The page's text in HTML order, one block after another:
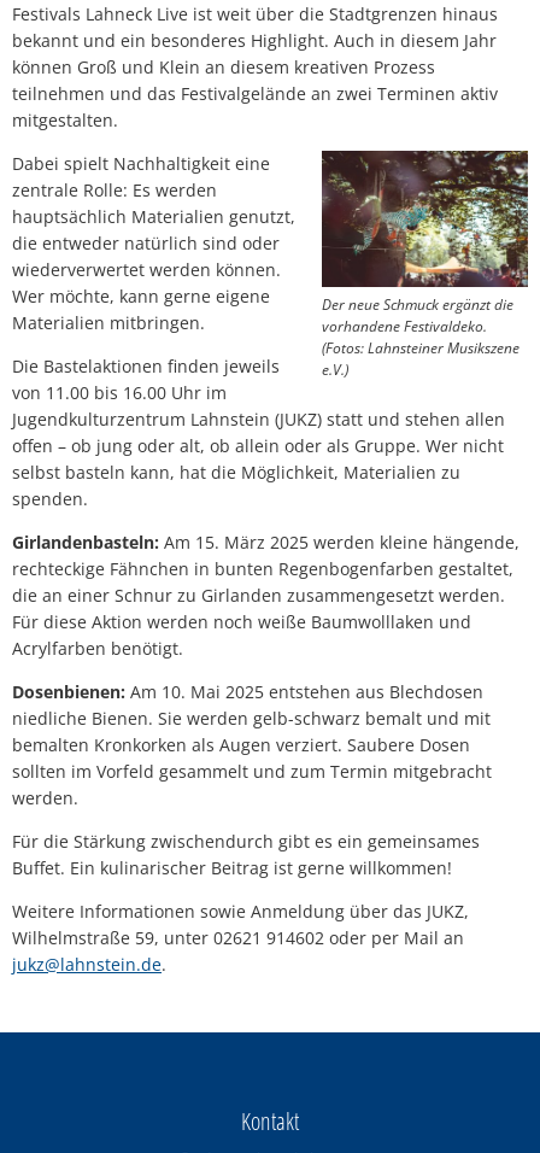
Festivals Lahneck Live ist weit über die Stadtgrenzen hinaus
bekannt und ein besonderes Highlight. Auch in diesem Jahr
können Groß und Klein an diesem kreativen Prozess
teilnehmen und das Festivalgelände an zwei Terminen aktiv
mitgestalten.
Der neue Schmuck ergänzt die
vorhandene Festivaldeko.
(Fotos: Lahnsteiner Musikszene
e.V.)
Dabei spielt Nachhaltigkeit eine
zentrale Rolle: Es werden
hauptsächlich Materialien genutzt,
die entweder natürlich sind oder
wiederverwertet werden können.
Wer möchte, kann gerne eigene
Materialien mitbringen.
Die Bastelaktionen finden jeweils
von 11.00 bis 16.00 Uhr im
Jugendkulturzentrum Lahnstein (JUKZ) statt und stehen allen
offen – ob jung oder alt, ob allein oder als Gruppe. Wer nicht
selbst basteln kann, hat die Möglichkeit, Materialien zu
spenden.
Girlandenbasteln: Am 15. März 2025 werden kleine hängende,
rechteckige Fähnchen in bunten Regenbogenfarben gestaltet,
die an einer Schnur zu Girlanden zusammengesetzt werden.
Für diese Aktion werden noch weiße Baumwolllaken und
Acrylfarben benötigt.
Dosenbienen: Am 10. Mai 2025 entstehen aus Blechdosen
niedliche Bienen. Sie werden gelb-schwarz bemalt und mit
bemalten Kronkorken als Augen verziert. Saubere Dosen
sollten im Vorfeld gesammelt und zum Termin mitgebracht
werden.
Für die Stärkung zwischendurch gibt es ein gemeinsames
Buffet. Ein kulinarischer Beitrag ist gerne willkommen!
Weitere Informationen sowie Anmeldung über das JUKZ,
Wilhelmstraße 59, unter 02621 914602 oder per Mail an
jukz@lahnstein.de.
Kontakt